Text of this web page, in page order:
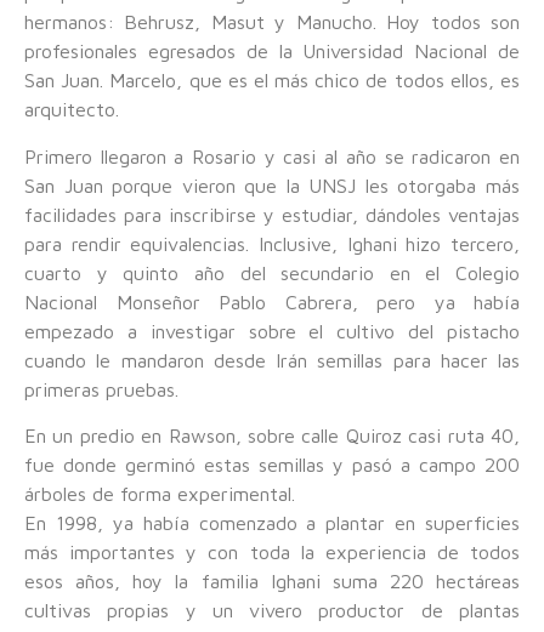
hermanos: Behrusz, Masut y Manucho. Hoy todos son
profesionales egresados de la Universidad Nacional de
San Juan. Marcelo, que es el más chico de todos ellos, es
arquitecto.
Primero llegaron a Rosario y casi al año se radicaron en
San Juan porque vieron que la UNSJ les otorgaba más
facilidades para inscribirse y estudiar, dándoles ventajas
para rendir equivalencias. Inclusive, Ighani hizo tercero,
cuarto y quinto año del secundario en el Colegio
Nacional Monseñor Pablo Cabrera, pero ya había
empezado a investigar sobre el cultivo del pistacho
cuando le mandaron desde Irán semillas para hacer las
primeras pruebas.
En un predio en Rawson, sobre calle Quiroz casi ruta 40,
fue donde germinó estas semillas y pasó a campo 200
árboles de forma experimental.
En 1998, ya había comenzado a plantar en superficies
más importantes y con toda la experiencia de todos
esos años, hoy la familia Ighani suma 220 hectáreas
cultivas propias y un vivero productor de plantas